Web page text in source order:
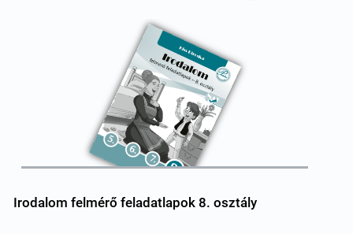
Irodalom felmérő feladatlapok 8. osztály